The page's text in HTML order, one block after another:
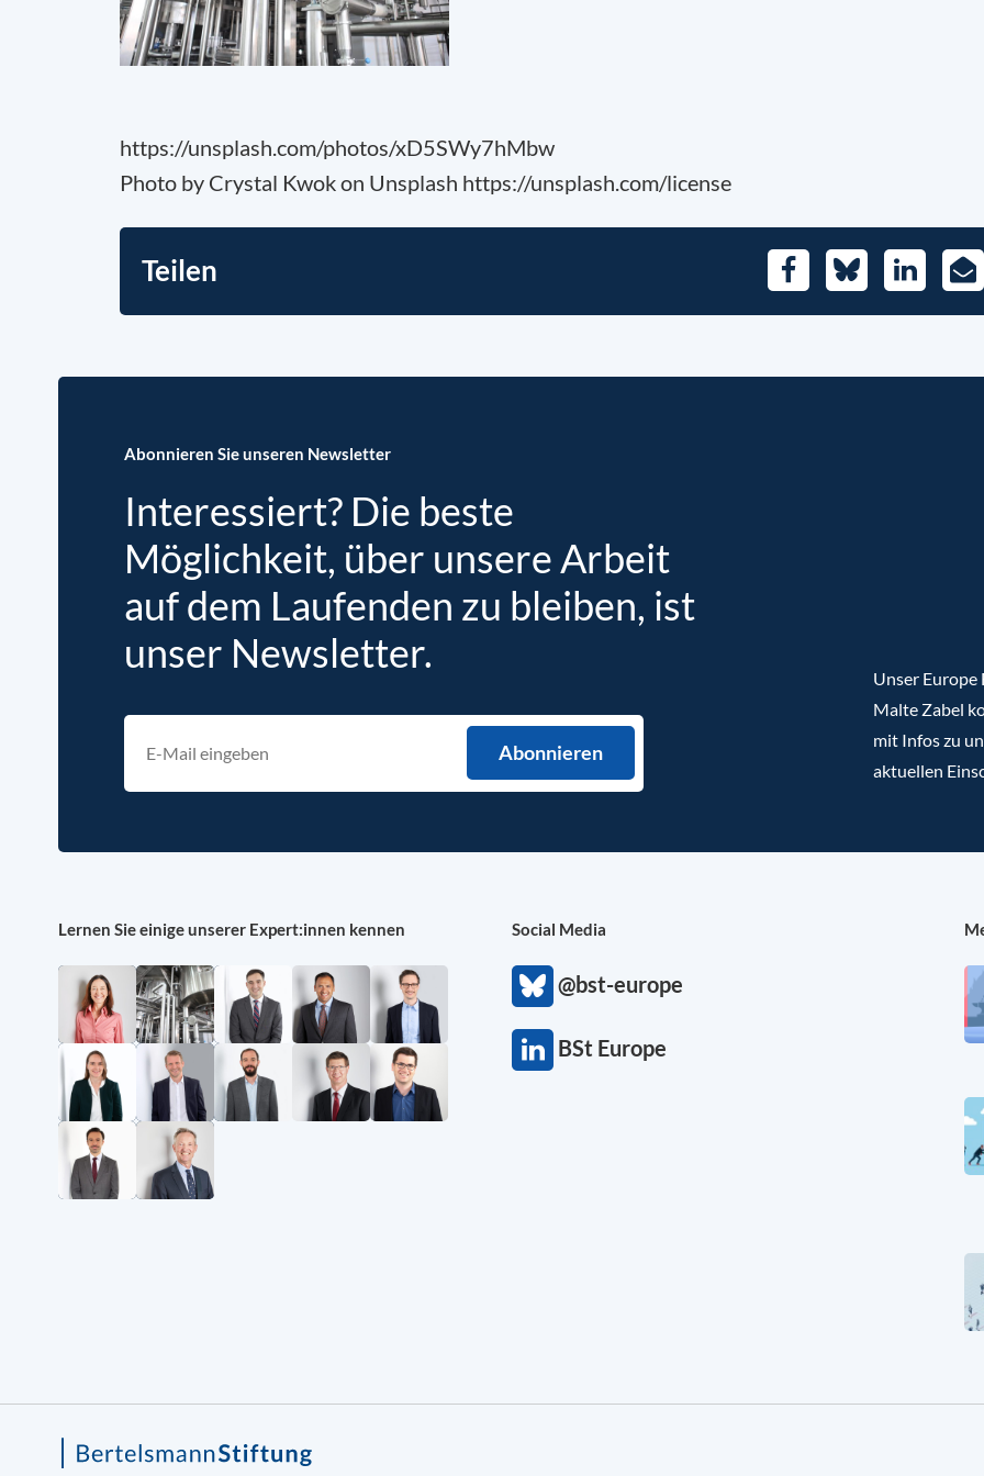
https://unsplash.com/photos/xD5SWy7hMbw
Photo by Crystal Kwok on Unsplash https://unsplash.com/license
Teilen FacebookBlueskyLinkedIn
E-
Abonnieren Sie unseren Newsletter
Interessiert? Die beste
Möglichkeit, über unsere Arbeit
auf dem Laufenden zu bleiben, ist
unser Newsletter.
Unser
Malte Zabel
mit Infos zu
aktuellen
Lernen Sie einige unserer Expert:innen kennen Social Media
@bst-europe
BSt Europe